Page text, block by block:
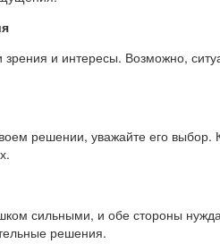
и интересы. Возможно,
решении, уважайте его
сильными, и обе стороны
решения.